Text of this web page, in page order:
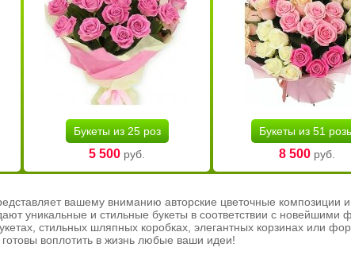
Букеты из 25 роз
5 500 руб.
Букеты из 51
8 500руб.
вашему вниманию авторские цветочные композиции
уникальные и стильные букеты в соответствии с
стильных шляпных коробках, элегантных корзинах или
воплотить в жизнь любые ваши идеи!